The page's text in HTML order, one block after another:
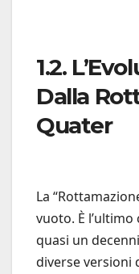
1.2.
Dalla
Quater
La
vuoto. È
quasi un
diverse versioni